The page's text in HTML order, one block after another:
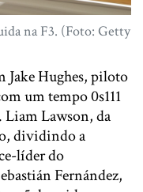
na F3. (Foto: Getty
Jake Hughes, piloto
um tempo 0s111
Liam Lawson, da
dividindo a
líder do
Fernández,